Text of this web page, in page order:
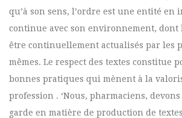
qu’à son sens, l’ordre est une entité en
continue avec son environnement, dont
être continuellement actualisés par les
mêmes. Le respect des textes constitue
bonnes pratiques qui mènent à la
profession . ‘Nous, pharmaciens,
garde en matière de production de